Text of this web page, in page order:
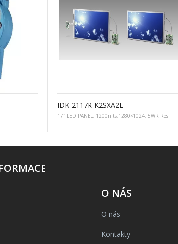
IDK-2117R-K2SXA2E
17″ LED PANEL, 1200nits,1280×1024, 5WR Res.
O NÁS
O nás
Kontakty